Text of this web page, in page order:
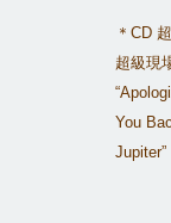
＊ CD
超級現
You
Jupiter”